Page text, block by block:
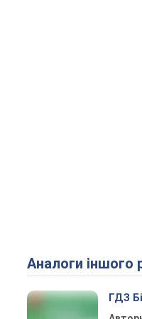
Аналоги
ГДЗ